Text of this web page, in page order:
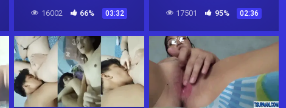
16002 66% 03:32 17501 95% 02:36